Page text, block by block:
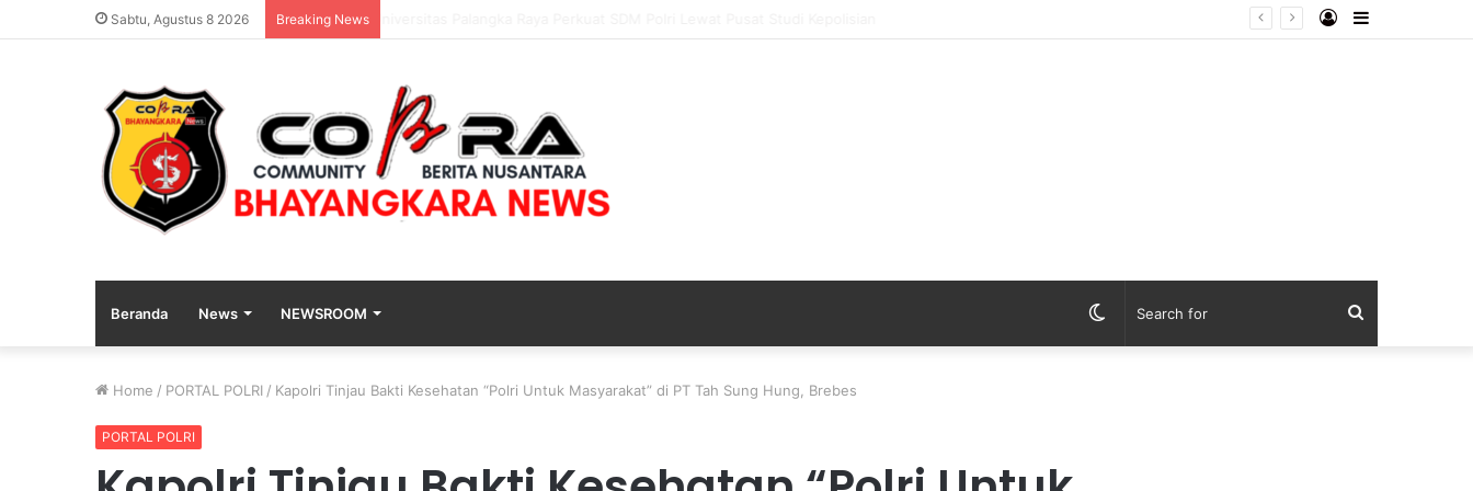
Sabtu, Agustus 8 2026 Breaking News Sidebar
Log
Beranda News NEWSROOM Search
Switch
Home / PORTAL POLRI / Kapolri Tinjau Bakti Kesehatan “Polri Untuk Masyarakat” di PT Tah Sung Hung, Brebes
PORTAL POLRI